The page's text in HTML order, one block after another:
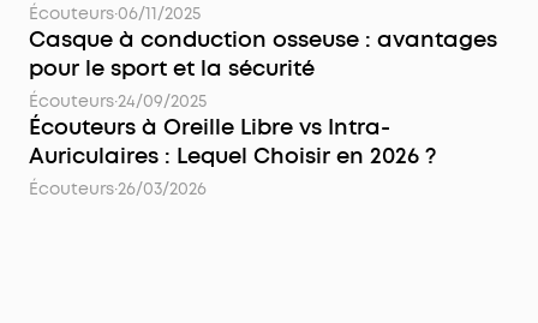
Écouteurs·06/11/2025
Casque à conduction osseuse : avantages
pour le sport et la sécurité
Écouteurs·24/09/2025
Écouteurs à Oreille Libre vs Intra-
Auriculaires : Lequel Choisir en 2026 ?
Écouteurs·26/03/2026